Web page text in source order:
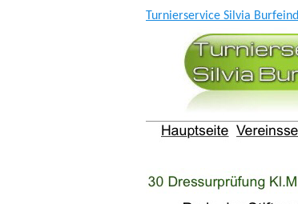
Turnierservice Silvia Burfeind